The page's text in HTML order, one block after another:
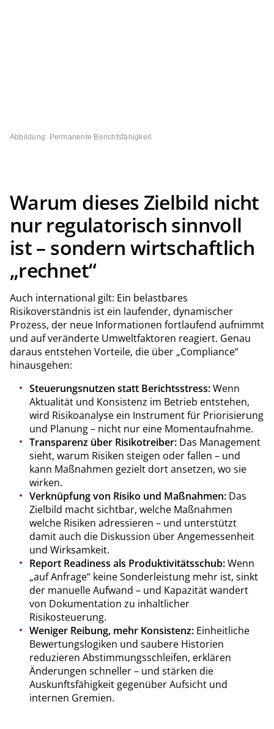
Abbildung: Permanente Berichtsfähigkeit
Warum dieses Zielbild nicht
nur regulatorisch sinnvoll
ist – sondern wirtschaftlich
„rechnet“
Auch international gilt: Ein belastbares
Risikoverständnis ist ein laufender, dynamischer
Prozess, der neue Informationen fortlaufend aufnimmt
und auf veränderte Umweltfaktoren reagiert. Genau
daraus entstehen Vorteile, die über „Compliance“
hinausgehen:
Steuerungsnutzen statt Berichtsstress:Wenn
Aktualität und Konsistenz im Betrieb entstehen,
wird Risikoanalyse ein Instrument für Priorisierung
und Planung – nicht nur eine Momentaufnahme.
Transparenz über Risikotreiber: Das Management
sieht, warum Risiken steigen oder fallen – und
kann Maßnahmen gezielt dort ansetzen, wo sie
wirken.
Verknüpfung von Risiko und Maßnahmen: Das
Zielbild macht sichtbar, welche Maßnahmen
welche Risiken adressieren – und unterstützt
damit auch die Diskussion über Angemessenheit
und Wirksamkeit.
Report Readiness als Produktivitätsschub:Wenn
„auf Anfrage“ keine Sonderleistung mehr ist, sinkt
der manuelle Aufwand – und Kapazität wandert
von Dokumentation zu inhaltlicher
Risikosteuerung.
Weniger Reibung, mehr Konsistenz: Einheitliche
Bewertungslogiken und saubere Historien
reduzieren Abstimmungsschleifen, erklären
Änderungen schneller – und stärken die
Auskunftsfähigkeit gegenüber Aufsicht und
internen Gremien.